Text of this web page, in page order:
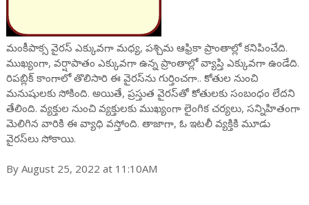
మంకీపాక్స వైరస్ ఎక్కువగా మధ్య, పశ్చిమ ఆఫ్రికా ప్రాంతాల్లో కనిపించేది.
ముఖ్యంగా, వర్షాపాతం ఎక్కువగా ఉన్న ప్రాంతాల్లో వ్యాప్తి ఎక్కువగా ఉండేది.
రిపబ్లిక్ కాంగాలో తొలిసారి ఈ వైరస్‌ను గుర్తించగా.. కోతుల నుంచి
మనుషులకు సోకింది. అయితే, ప్రస్తుత వైరస్‌తో కోతులకు సంబంధం లేదని
తేలింది. వ్యక్తుల నుంచి వ్యక్తులకు ముఖ్యంగా లైంగిక చర్యలు, సన్నిహితంగా
మెలిగిన వారికి ఈ వ్యాధి వస్తోంది. తాజాగా, ఓ ఇటలీ వ్యక్తికి మూడు
వైరస్‌లు సోకాయి.
By August 25, 2022 at 11:10AM